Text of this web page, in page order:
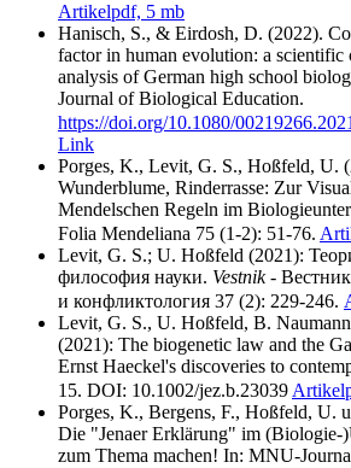
Artikelpdf, 5 mb
Hanisch, S., & Eirdosh, D. (2022).
factor in human evolution: a scientific
analysis of German high school
Journal of Biological Education.
https://doi.org/10.1080/
Link
Porges, K., Levit, G. S., Hoßfeld, U.
Wunderblume, Rinderrasse: Zur
Mendelschen Regeln im
Folia Mendeliana 75 (1-2): 51-76.
Levit, G. S.; U. Hoßfeld (2021):
философия науки. Vestnik-
и конфликтология 37 (2): 229-246.
Levit, G. S., U. Hoßfeld, B.
(2021): The biogenetic law and the
Ernst Haeckel's discoveries to
15. DOI: 10.1002/jez.b.23039 Artikel
Porges, K., Bergens, F., Hoßfeld, U.
Die "Jenaer Erklärung" im (Biologie-
zum Thema machen! In: MNU-